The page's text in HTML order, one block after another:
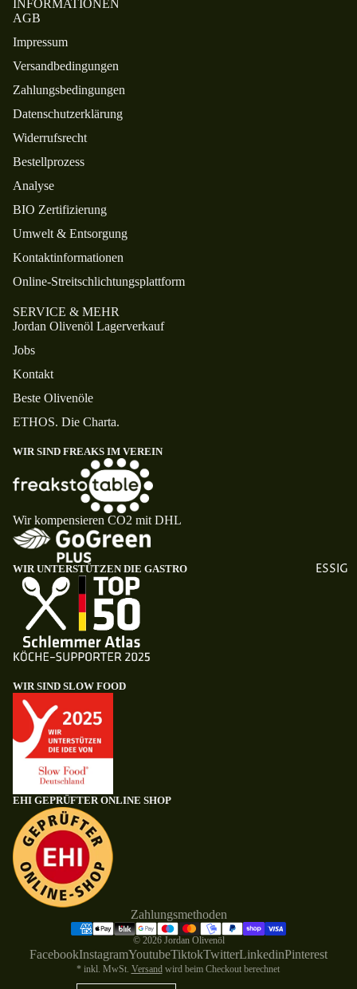
ESSIG
INFORMATIONEN
AGB
Impressum
Versandbedingungen
Zahlungsbedingungen
Datenschutzerklärung
Widerrufsrecht
Bestellprozess
Analyse
BIO Zertifizierung
Umwelt & Entsorgung
Kontaktinformationen
Online-Streitschlichtungsplattform
SERVICE & MEHR
Jordan Olivenöl Lagerverkauf
Jobs
Kontakt
Beste Olivenöle
ETHOS. Die Charta.
WIR SIND FREAKS IM VEREIN
Wir kompensieren CO2 mit DHL
WIR UNTERSTÜTZEN DIE GASTRO
WIR SIND SLOW FOOD
EHI GEPRÜFTER ONLINE SHOP
Zahlungsmethoden
© 2026 Jordan Olivenöl
FacebookInstagramYoutubeTiktokTwitterLinkedinPinterest
* inkl. MwSt. Versandwird beim Checkout berechnet